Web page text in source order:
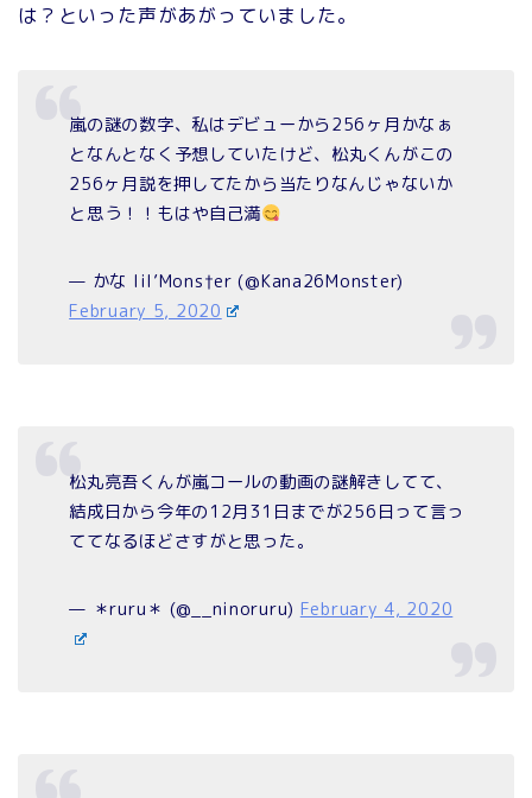
は？といった声があがっていました。
嵐の謎の数字、私はデビューから256ヶ月かなぁ
となんとなく予想していたけど、松丸くんがこの
256ヶ月説を押してたから当たりなんじゃないか
と思う！！もはや自己満
— かな lil’Mons†er (@Kana26Monster)
February 5, 2020
松丸亮吾くんが嵐コールの動画の謎解きしてて、
結成日から今年の12月31日までが256日って言っ
ててなるほどさすがと思った。
— ＊ruru＊ (@__ninoruru) February 4, 2020